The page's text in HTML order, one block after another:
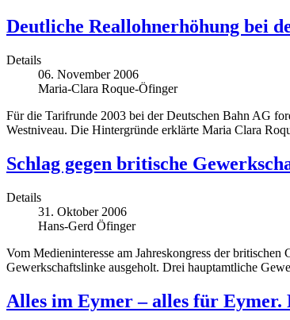
Deutliche Reallohnerhöhung bei
Details
06. November 2006
Maria-Clara Roque-Öfinger
Für die Tarifrunde 2003 bei der Deutschen Bahn AG
Westniveau. Die Hintergründe erklärte Maria Clara
Schlag gegen britische
Details
31. Oktober 2006
Hans-Gerd Öfinger
Vom Medieninteresse am Jahreskongress der
Gewerkschaftslinke ausgeholt. Drei hauptamtliche
Alles im Eymer – alles für